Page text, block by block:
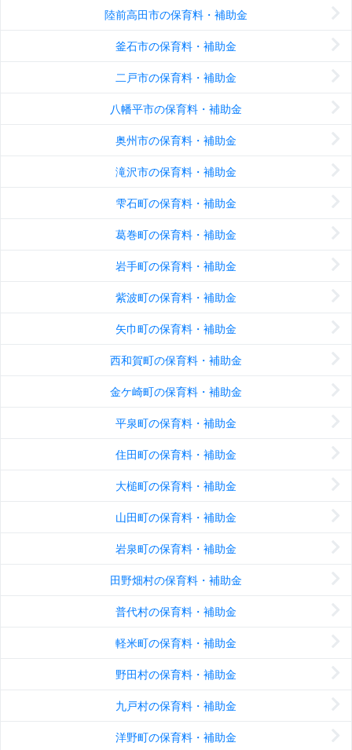
陸前高田市の保育料・補助金
釜石市の保育料・補助金
二戸市の保育料・補助金
八幡平市の保育料・補助金
奥州市の保育料・補助金
滝沢市の保育料・補助金
雫石町の保育料・補助金
葛巻町の保育料・補助金
岩手町の保育料・補助金
紫波町の保育料・補助金
矢巾町の保育料・補助金
西和賀町の保育料・補助金
金ケ崎町の保育料・補助金
平泉町の保育料・補助金
住田町の保育料・補助金
大槌町の保育料・補助金
山田町の保育料・補助金
岩泉町の保育料・補助金
田野畑村の保育料・補助金
普代村の保育料・補助金
軽米町の保育料・補助金
野田村の保育料・補助金
九戸村の保育料・補助金
洋野町の保育料・補助金